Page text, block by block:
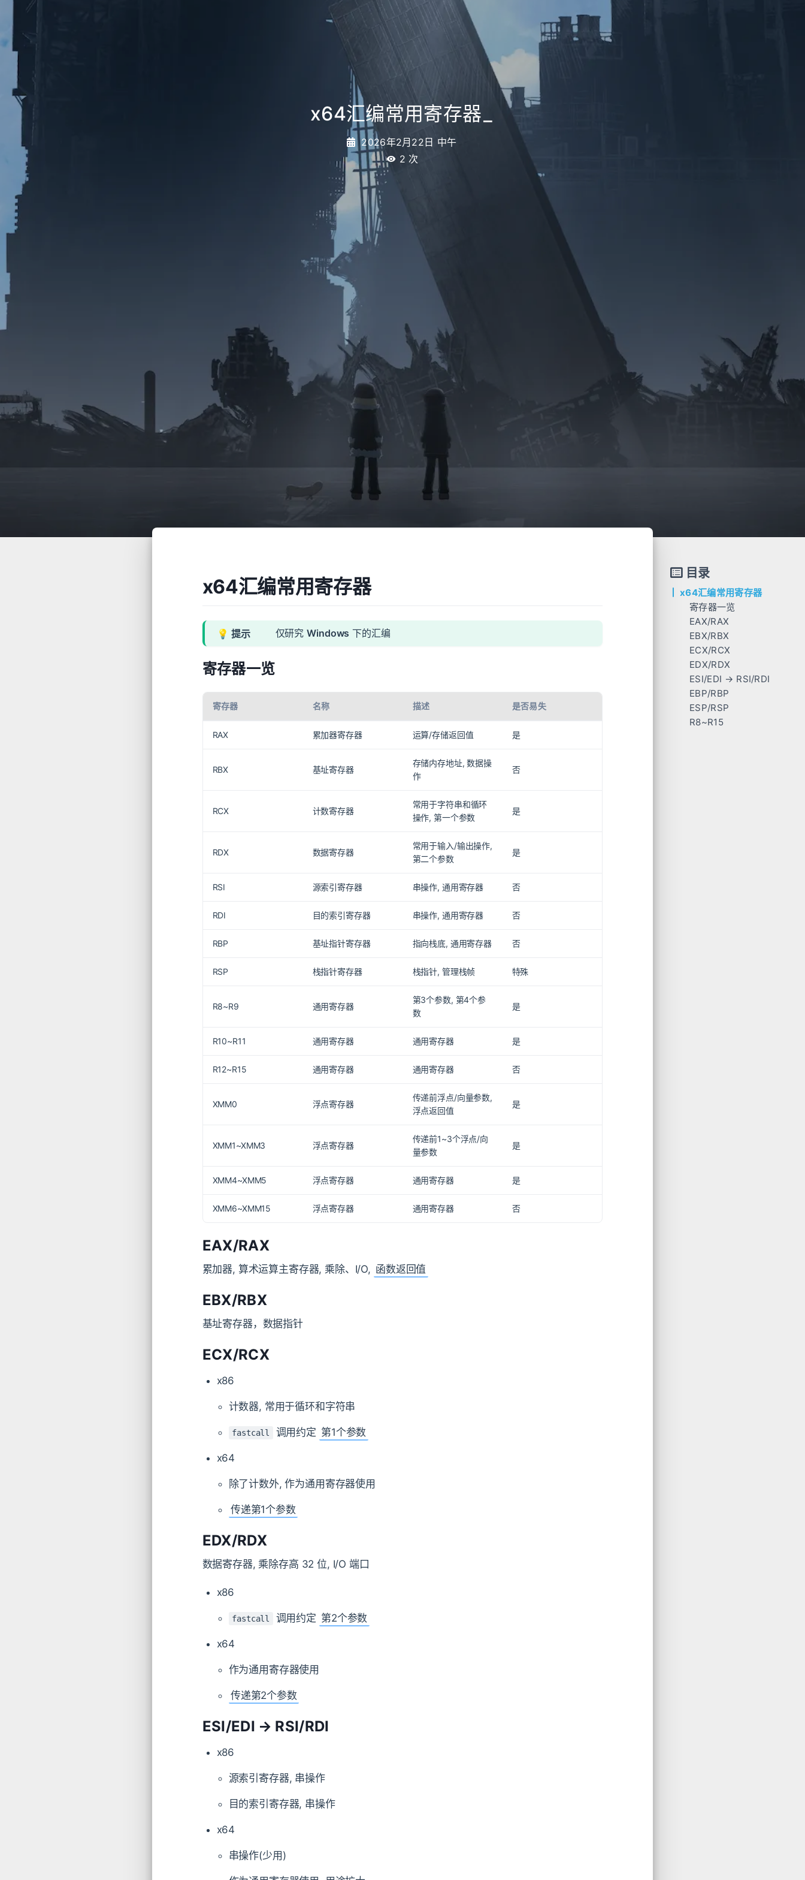
x64汇编常用寄存器
2026年2月22日 中午
2 次
x64汇编常用寄存器
仅研究 Windows 下的汇编
寄存器一览
寄存器 名称 描述 是否易失
RAX 累加器寄存器 运算/存储返回值 是
RBX 基址寄存器
存储内存地址, 数据操
作
否
RCX 计数寄存器
常用于字符串和循环
操作, 第一个参数
是
RDX 数据寄存器
常用于输入/输出操作,
第二个参数
是
RSI 源索引寄存器 串操作, 通用寄存器 否
RDI 目的索引寄存器 串操作, 通用寄存器 否
RBP 基址指针寄存器 指向栈底, 通用寄存器 否
RSP 栈指针寄存器 栈指针, 管理栈帧 特殊
R8~R9 通用寄存器
第3个参数, 第4个参
数
是
R10~R11 通用寄存器 通用寄存器 是
R12~R15 通用寄存器 通用寄存器 否
XMM0 浮点寄存器
传递前浮点/向量参数,
浮点返回值
是
XMM1~XMM3 浮点寄存器
传递前1~3个浮点/向
量参数
是
XMM4~XMM5 浮点寄存器 通用寄存器 是
XMM6~XMM15 浮点寄存器 通用寄存器 否
EAX/RAX
累加器, 算术运算主寄存器, 乘除、I/O, 函数返回值
EBX/RBX
基址寄存器，数据指针
ECX/RCX
x86
计数器, 常用于循环和字符串
fastcall 调用约定 第1个参数
x64
除了计数外, 作为通用寄存器使用
传递第1个参数
EDX/RDX
数据寄存器, 乘除存高 32 位, I/O 端口
x86
fastcall 调用约定 第2个参数
x64
作为通用寄存器使用
传递第2个参数
ESI/EDI → RSI/RDI
x86
源索引寄存器, 串操作
目的索引寄存器, 串操作
x64
串操作(少用)
目录
x64汇编常用寄存器
寄存器一览
EAX/RAX
EBX/RBX
ECX/RCX
EDX/RDX
ESI/EDI → RSI/RDI
EBP/RBP
ESP/RSP
R8~R15